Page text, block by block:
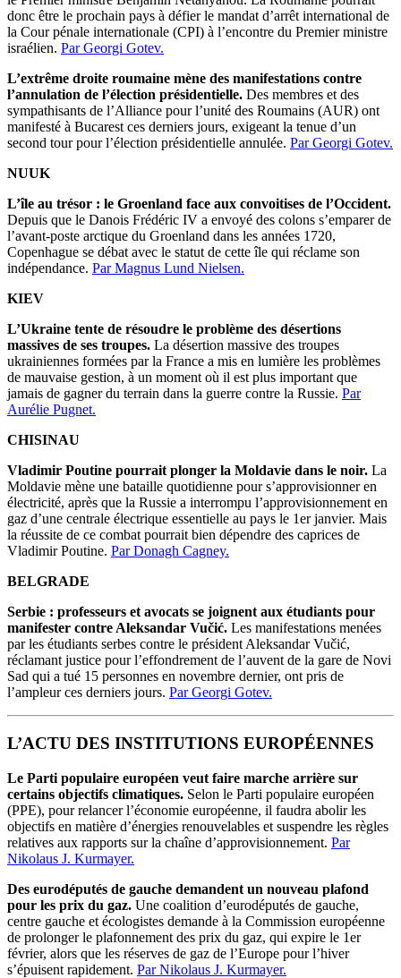
donc être le prochain pays à défier le mandat d’arrêt international de
la Cour pénale internationale (CPI) à l’encontre du Premier ministre
israélien. Par Georgi Gotev.
L’extrême droite roumaine mène des manifestations contre
l’annulation de l’élection présidentielle. Des membres et des
sympathisants de l’Alliance pour l’unité des Roumains (AUR) ont
manifesté à Bucarest ces derniers jours, exigeant la tenue d’un
second tour pour l’élection présidentielle annulée. Par Georgi Gotev.
NUUK
L’île au trésor : le Groenland face aux convoitises de l’Occident.
Depuis que le Danois Frédéric IV a envoyé des colons s’emparer de
l’avant-poste arctique du Groenland dans les années 1720,
Copenhague se débat avec le statut de cette île qui réclame son
indépendance. Par Magnus Lund Nielsen.
KIEV
L’Ukraine tente de résoudre le problème des désertions
massives de ses troupes. La désertion massive des troupes
ukrainiennes formées par la France a mis en lumière les problèmes
de mauvaise gestion, à un moment où il est plus important que
jamais de gagner du terrain dans la guerre contre la Russie. Par
Aurélie Pugnet.
CHISINAU
Vladimir Poutine pourrait plonger la Moldavie dans le noir. La
Moldavie mène une bataille quotidienne pour s’approvisionner en
électricité, après que la Russie a interrompu l’approvisionnement en
gaz d’une centrale électrique essentielle au pays le 1er janvier. Mais
la réussite de ce combat pourrait bien dépendre des caprices de
Vladimir Poutine. Par Donagh Cagney.
BELGRADE
Serbie : professeurs et avocats se joignent aux étudiants pour
manifester contre Aleksandar Vučić. Les manifestations menées
par les étudiants serbes contre le président Aleksandar Vučić,
réclamant justice pour l’effondrement de l’auvent de la gare de Novi
Sad qui a tué 15 personnes en novembre dernier, ont pris de
l’ampleur ces derniers jours. Par Georgi Gotev.
L’ACTU DES INSTITUTIONS EUROPÉENNES
Le Parti populaire européen veut faire marche arrière sur
certains objectifs climatiques. Selon le Parti populaire européen
(PPE), pour relancer l’économie européenne, il faudra abolir les
objectifs en matière d’énergies renouvelables et suspendre les règles
relatives aux rapports sur la chaîne d’approvisionnement. Par
Nikolaus J. Kurmayer.
Des eurodéputés de gauche demandent un nouveau plafond
pour les prix du gaz. Une coalition d’eurodéputés de gauche,
centre gauche et écologistes demande à la Commission européenne
de prolonger le plafonnement des prix du gaz, qui expire le 1er
février, alors que les réserves de gaz de l’Europe pour l’hiver
s’épuisent rapidement. Par Nikolaus J. Kurmayer.